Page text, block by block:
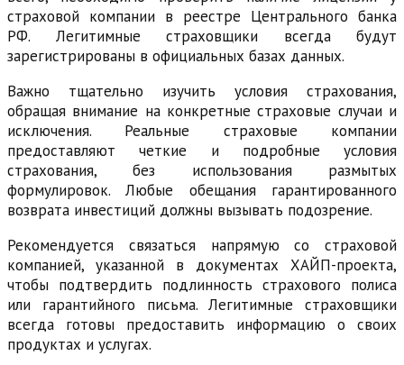
страховой компании в реестре Центрального банка
РФ. Легитимные страховщики всегда будут
зарегистрированы в официальных базах данных.
Важно тщательно изучить условия страхования,
обращая внимание на конкретные страховые случаи и
исключения. Реальные страховые компании
предоставляют четкие и подробные условия
страхования, без использования размытых
формулировок. Любые обещания гарантированного
возврата инвестиций должны вызывать подозрение.
Рекомендуется связаться напрямую со страховой
компанией, указанной в документах ХАЙП-проекта,
чтобы подтвердить подлинность страхового полиса
или гарантийного письма. Легитимные страховщики
всегда готовы предоставить информацию о своих
продуктах и услугах.